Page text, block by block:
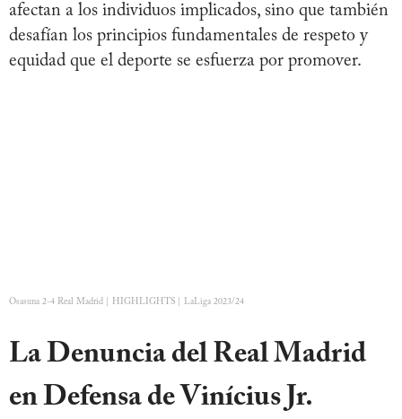
afectan a los individuos implicados, sino que también
desafían los principios fundamentales de respeto y
equidad que el deporte se esfuerza por promover.
Osasuna 2-4 Real Madrid | HIGHLIGHTS | LaLiga 2023/24
La Denuncia del Real Madrid
en Defensa de Vinícius Jr.